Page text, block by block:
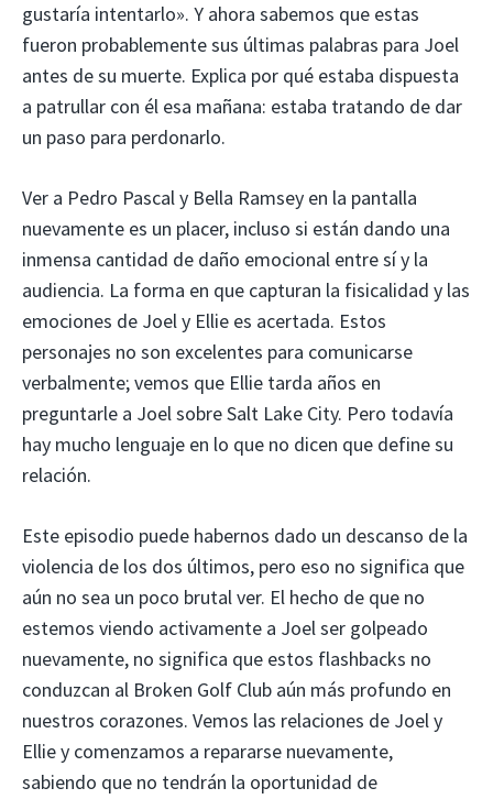
gustaría intentarlo». Y ahora sabemos que estas
fueron probablemente sus últimas palabras para Joel
antes de su muerte. Explica por qué estaba dispuesta
a patrullar con él esa mañana: estaba tratando de dar
un paso para perdonarlo.
Ver a Pedro Pascal y Bella Ramsey en la pantalla
nuevamente es un placer, incluso si están dando una
inmensa cantidad de daño emocional entre sí y la
audiencia. La forma en que capturan la fisicalidad y las
emociones de Joel y Ellie es acertada. Estos
personajes no son excelentes para comunicarse
verbalmente; vemos que Ellie tarda años en
preguntarle a Joel sobre Salt Lake City. Pero todavía
hay mucho lenguaje en lo que no dicen que define su
relación.
Este episodio puede habernos dado un descanso de la
violencia de los dos últimos, pero eso no significa que
aún no sea un poco brutal ver. El hecho de que no
estemos viendo activamente a Joel ser golpeado
nuevamente, no significa que estos flashbacks no
conduzcan al Broken Golf Club aún más profundo en
nuestros corazones. Vemos las relaciones de Joel y
Ellie y comenzamos a repararse nuevamente,
sabiendo que no tendrán la oportunidad de